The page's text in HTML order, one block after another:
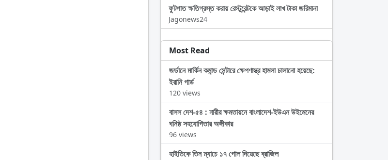
ফুটপাত ক্ষতিগ্রস্ত করায় রেস্টুরেন্টকে আড়াই লাখ টাকা জরিমানা
Jagonews24
Most Read
জর্ডানে মার্কিন কমান্ড সেন্টারে ক্ষেপণাস্ত্র হামলা চালানো হয়েছে:
ইরানি গার্ড
120 views
বাসস দেশ-৫৪ : নারীর ক্ষমতায়নে বাংলাদেশ-ইউএন উইমেনের
ঘনিষ্ঠ সহযোগিতার অঙ্গীকার
96 views
হাইতিকে তিন ম্যাচে ১৭ গোল দিয়েছে ব্রাজিল